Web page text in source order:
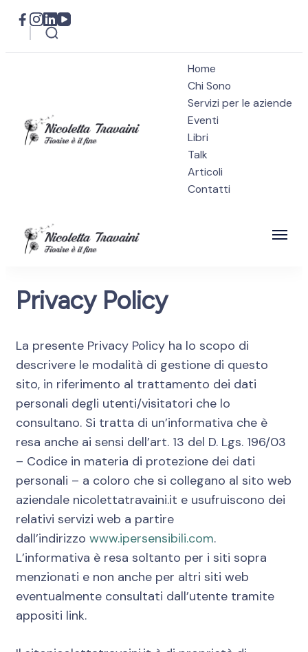
Nicoletta Travaini
Psicologa, Psicoterapeuta e persona
altamente sensibile
Home
Chi Sono
Servizi per le aziende
Eventi
Libri
Talk
Articoli
Contatti
altamente sensibile
Privacy Policy
La presente Privacy Policy ha lo scopo di
descrivere le modalità di gestione di questo
sito, in riferimento al trattamento dei dati
personali degli utenti/visitatori che lo
consultano. Si tratta di un’informativa che è
resa anche ai sensi dell’art. 13 del D. Lgs. 196/03
– Codice in materia di protezione dei dati
personali – a coloro che si collegano al sito web
aziendale nicolettatravaini.it e usufruiscono dei
relativi servizi web a partire
dall’indirizzo www.ipersensibili.com.
L’informativa è resa soltanto per i siti sopra
menzionati e non anche per altri siti web
eventualmente consultati dall’utente tramite
appositi link.